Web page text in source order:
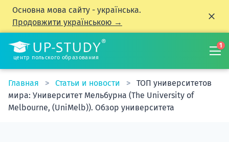
Основна мова сайту - українська.
Продовжити українською →
центр польского образования
1
Главная Статьи и новости
ТОП университетов
мира: Университет Мельбурна (The University of
Melbourne, (UniMelb)). Обзор университета